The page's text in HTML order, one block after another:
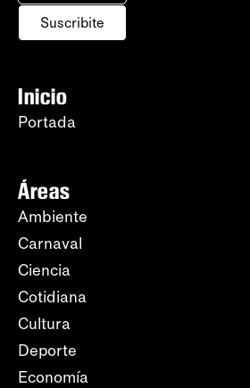
Suscribite
Inicio
Portada
Áreas
Ambiente
Carnaval
Ciencia
Cotidiana
Cultura
Deporte
Economía